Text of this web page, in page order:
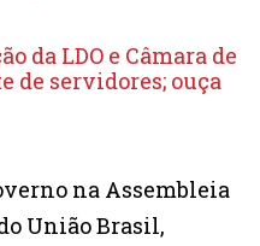
da LDO e Câmara de
de servidores; ouça
na Assembleia
União Brasil,